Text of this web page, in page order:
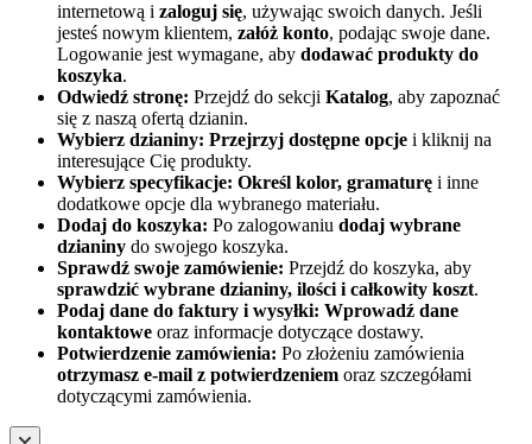
internetową i zaloguj się, używając swoich danych. Jeśli
jesteś nowym klientem, załóż konto, podając swoje dane.
Logowanie jest wymagane, aby dodawać produkty do
koszyka.
Odwiedź stronę: Przejdź do sekcji Katalog, aby zapoznać
się z naszą ofertą dzianin.
Wybierz dzianiny: Przejrzyj dostępne opcje i kliknij na
interesujące Cię produkty.
Wybierz specyfikacje: Określ kolor, gramaturę i inne
dodatkowe opcje dla wybranego materiału.
Dodaj do koszyka: Po zalogowaniu dodaj wybrane
dzianiny do swojego koszyka.
Sprawdź swoje zamówienie: Przejdź do koszyka, aby
sprawdzić wybrane dzianiny, ilości i całkowity koszt.
Podaj dane do faktury i wysyłki: Wprowadź dane
kontaktowe oraz informacje dotyczące dostawy.
Potwierdzenie zamówienia: Po złożeniu zamówienia
otrzymasz e-mail z potwierdzeniem oraz szczegółami
dotyczącymi zamówienia.